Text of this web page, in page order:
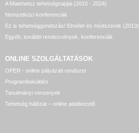
A Matehetsz tehetségnapjai (2010 - 2024)
Nemzetközi konferenciák
Ez is tehetséggondozás! Elmélet és módszerek (2013)
Egyéb, további rendezvények, konferenciák
ONLINE SZOLGÁLTATÁSOK
OPER - online pályázati rendszer
Programbeküldés
Tanulmányi versenyek
Tehetség hálózat – online adatkezelő